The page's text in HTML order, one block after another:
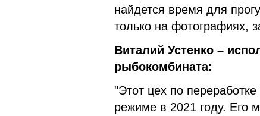
найдется время для
только на фотографиях,
Виталий Устенко –
рыбокомбината:
"Этот цех по
режиме в 2021 году. Его